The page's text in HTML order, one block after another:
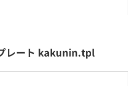
レート kakunin.tpl